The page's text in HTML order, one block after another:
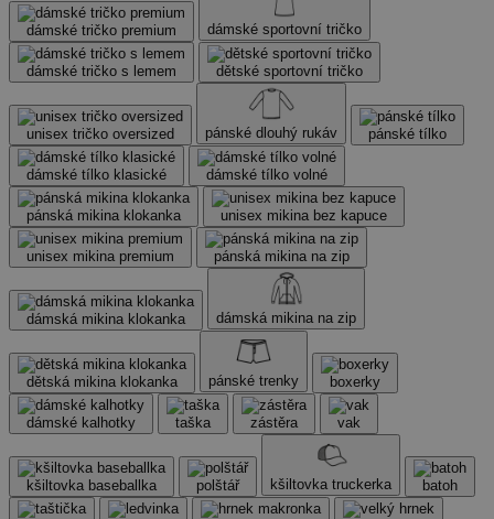
dámské tričko premium dámské sportovní tričko
dámské tričko s lemem dětské sportovní tričko
unisex tričko oversized pánské dlouhý rukáv pánské tílko
dámské tílko klasické dámské tílko volné
pánská mikina klokanka unisex mikina bez kapuce
unisex mikina premium pánská mikina na zip
dámská mikina klokanka dámská mikina na zip
dětská mikina klokanka pánské trenky boxerky
dámské kalhotky taška zástěra vak
kšiltovka baseballka polštář kšiltovka truckerka batoh